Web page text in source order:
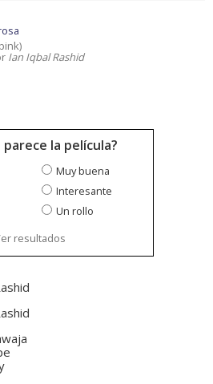
Ian Iqbal Rashid
la película?
Muy buena
Interesante
Un rollo
resultados